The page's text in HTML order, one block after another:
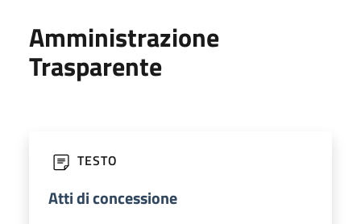
Amministrazione
Trasparente
TESTO
Atti di concessione